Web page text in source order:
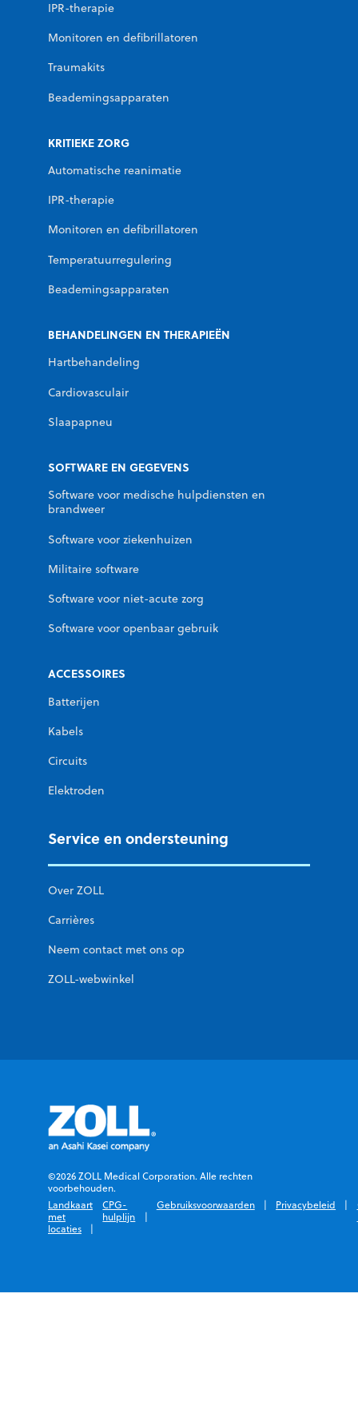
IPR-therapie
Monitoren en defibrillatoren
Traumakits
Beademingsapparaten
KRITIEKE ZORG
Automatische reanimatie
IPR-therapie
Monitoren en defibrillatoren
Temperatuurregulering
Beademingsapparaten
BEHANDELINGEN EN THERAPIEËN
Hartbehandeling
Cardiovasculair
Slaapapneu
SOFTWARE EN GEGEVENS
Software voor medische hulpdiensten en
brandweer
Software voor ziekenhuizen
Militaire software
Software voor niet-acute zorg
Software voor openbaar gebruik
ACCESSOIRES
Batterijen
Kabels
Circuits
Elektroden
Service en ondersteuning
Over ZOLL
Carrières
Neem contact met ons op
ZOLL-webwinkel
©2026 ZOLL Medical Corporation. Alle rechten
voorbehouden.
Landkaart
met
locaties
CPG-
hulplijn
Gebruiksvoorwaarden Privacybeleid